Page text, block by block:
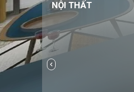
NỘI THẤT